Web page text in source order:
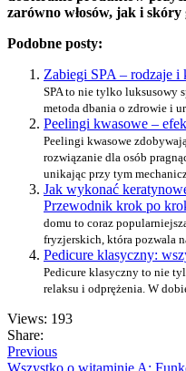
zarówno włosów, jak i skóry
Podobne posty:
Zabiegi SPA – rodzaje
SPA to nie tylko luksusowy
metoda dbania o zdrowie i
Peelingi kwasowe –
Peelingi kwasowe
rozwiązanie dla osób
unikając przy tym
Jak wykonać
Przewodnik krok po
domu to coraz
fryzjerskich, która pozwala
Pedicure klasyczny:
Pedicure klasyczny to nie
relaksu i odprężenia. W
Views: 193
Share:
Previous
Wszystko o witaminie A: